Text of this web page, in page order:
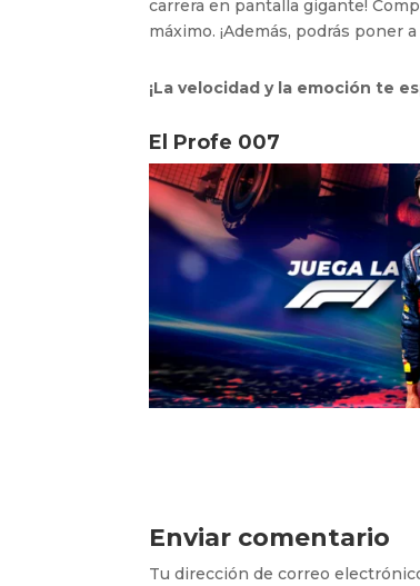
carrera en pantalla gigante!
máximo. ¡Además, podrás
¡La velocidad y la emoción te
El Profe 007
Enviar comentario
Tu dirección de correo